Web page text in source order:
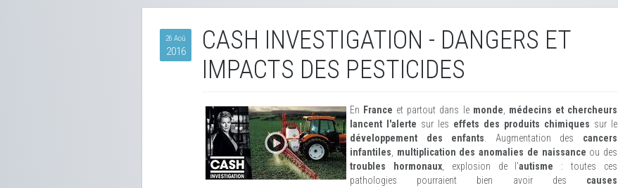
26 Aoû
2016
CASH INVESTIGATION - DANGERS ET
IMPACTS DES PESTICIDES
En France et partout dans le monde
médecins et chercheurs
lancent l'alerte sur les effets des produits chimiques sur le
développement des enfants . Augmentation des cancers
infantiles
multiplication des anomalies de naissance ou des
troubles hormonaux, explosion de l'autisme : toutes ces
pathologies pourraient bien avoir des causes